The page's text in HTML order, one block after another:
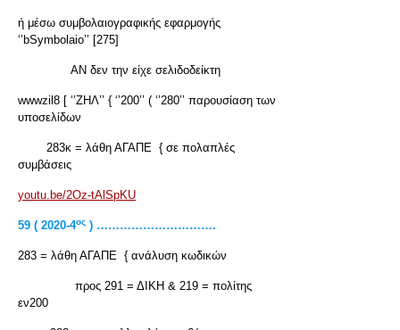
ή μέσω συμβολαιογραφικής εφαρμογής
‘’bSymbolaio’’ [275]
ΑΝ δεν την είχε σελιδοδείκτη
wwwzil8 [ ‘’ΖΗΛ’’ { ‘’200’’ ( ‘’280’’ παρουσίαση των
υποσελίδων
283κ = λάθη ΑΓΑΠΕ { σε πολαπλές
συμβάσεις
youtu.be/2Oz-tAlSpKU
59 ( 2020-4ος ) ………………………….
283 = λάθη ΑΓΑΠΕ { ανάλυση κωδικών
προς 291 = ΔΙΚΗ & 219 = πολίτης
εν200